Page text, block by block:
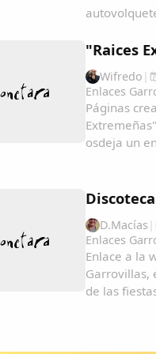
Alconetar,
producido a
en...
"Raices
Wifredo |
Enlaces
Páginas
osdeja un
D.Macías |
Enlaces
Enlace a la
Garrovillas,
de las